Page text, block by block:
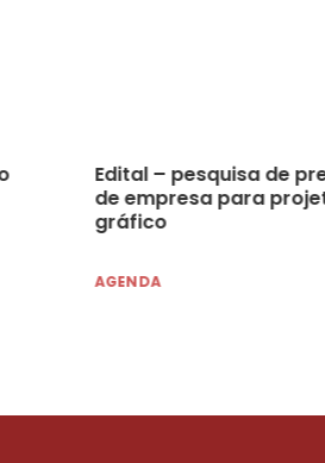
Edital – pesquisa de
de empresa para
gráfico
AGENDA